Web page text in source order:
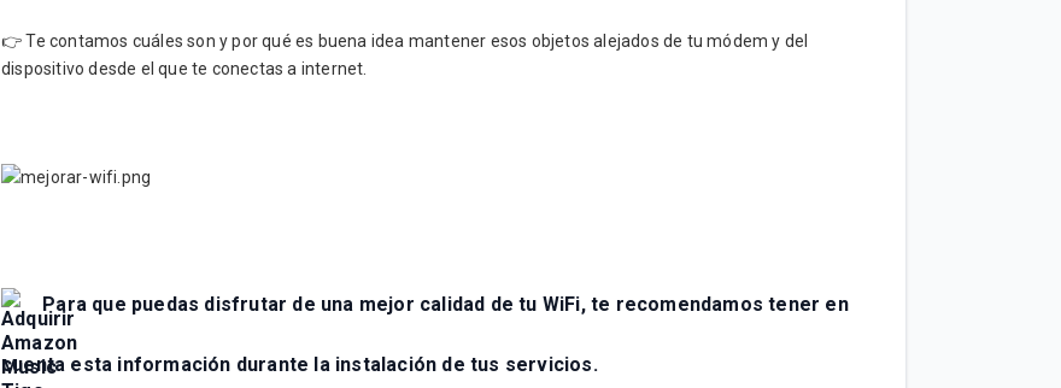
👉Te contamos cuáles son y por qué es buena idea mantener esos objetos alejados de tu módem y del
dispositivo desde el que te conectas a internet.
Para que puedas disfrutar de una mejor calidad de tu WiFi, te recomendamos tener en
cuenta esta información durante la instalación de tus servicios.